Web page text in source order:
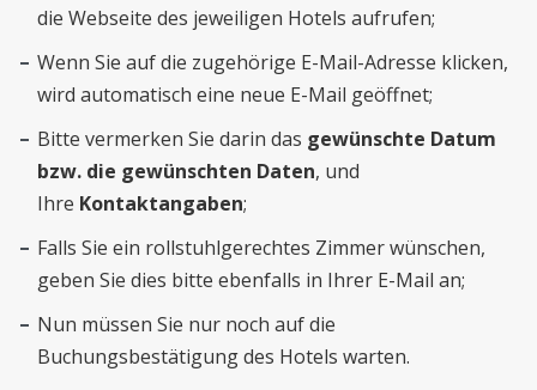
die Webseite des jeweiligen Hotels aufrufen;
Wenn Sie auf die zugehörige E-Mail-Adresse klicken,
wird automatisch eine neue E-Mail geöffnet;
Bitte vermerken Sie darin das gewünschte Datum
bzw. die gewünschten Daten, und
Ihre Kontaktangaben;
Falls Sie ein rollstuhlgerechtes Zimmer wünschen,
geben Sie dies bitte ebenfalls in Ihrer E-Mail an;
Nun müssen Sie nur noch auf die
Buchungsbestätigung des Hotels warten.